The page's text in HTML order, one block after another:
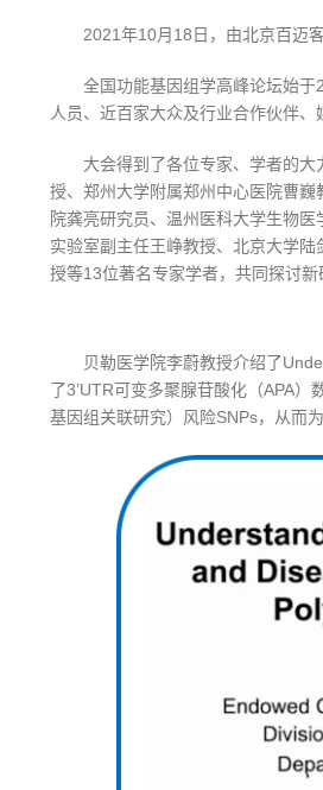
2021年10月18日，由北京百迈
全国功能基因组学高峰论坛始
人员、近百家大众及行业合作伙伴
大会得到了各位专家、学者的
授、郑州大学附属郑州中心医院曹
院龚亮研究员、温州医科大学生物
实验室副主任王峥教授、北京大学
授等13位著名专家学者，共同探讨新
贝勒医学院李蔚教授介绍了
了3’UTR可变多聚腺苷酸化（APA
基因组关联研究）风险SNPs，从而